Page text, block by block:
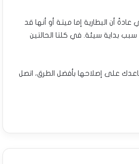
أن البطارية إما ميتة أو أنها قد
بداية سيئة. في كلتا الحالتين
على إصلاحها بأفضل الطرق، اتصل